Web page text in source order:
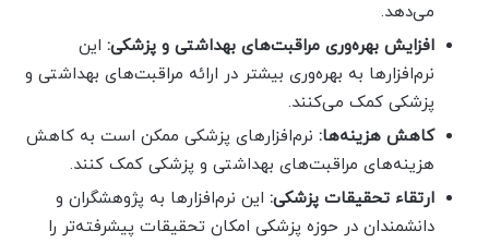
می‌دهد.
افزایش بهره‌وری مراقبت‌های بهداشتی و پزشکی: این
نرم‌افزارها به بهره‌وری بیشتر در ارائه مراقبت‌های بهداشتی و
پزشکی کمک می‌کنند.
کاهش هزینه‌ها: نرم‌افزارهای پزشکی ممکن است به کاهش
هزینه‌های مراقبت‌های بهداشتی و پزشکی کمک کنند.
ارتقاء تحقیقات پزشکی: این نرم‌افزارها به پژوهشگران و
دانشمندان در حوزه پزشکی امکان تحقیقات پیشرفته‌تر را